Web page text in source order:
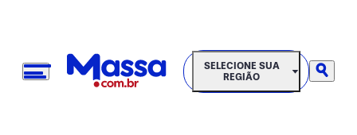
SELECIONE SUA REGIÃO
SELECIONE SUA
REGIÃO